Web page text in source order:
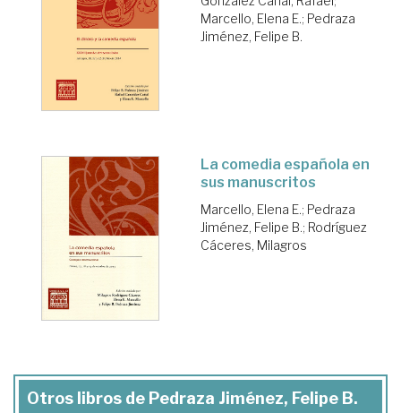
Marcello, Elena E.; Pedraza
Jiménez, Felipe B.
La comedia española en
sus manuscritos
Marcello, Elena E.; Pedraza
Jiménez, Felipe B.; Rodríguez
Cáceres, Milagros
Otros libros de Pedraza Jiménez, Felipe B.